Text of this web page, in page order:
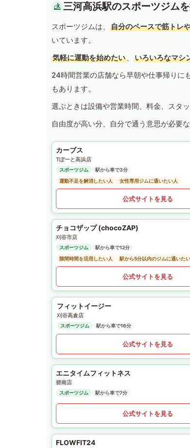
三河高浜駅のスポーツジム
スポーツジムは、 自分のペースで筋トレ
いています。
気軽に運動を始めたい 、 いろいろなマシ
24時間営業の店舗なら早朝や仕事帰りに
もあります。
選ぶときは設備や営業時間、料金、スタ
自由度が高い分、自分で通う意思が必要
カーブス
Tぽーと高浜店
スポーツジム
駅から車で3分
運動不足を解消したい人
女性専用ジムに通いたい人
公式サイトを見る
チョコザップ (chocoZAP)
刈谷市店
スポーツジム
駅から車で12分
隙間時間を活用したい人
駅から5分以内のジムに通いた
公式サイトを見る
フィットイージー
刈谷高倉店
スポーツジム 駅から車で16分
公式サイトを見る
エニタイムフィットネス
碧南店
スポーツジム 駅から車で7分
公式サイトを見る
FLOWFIT24